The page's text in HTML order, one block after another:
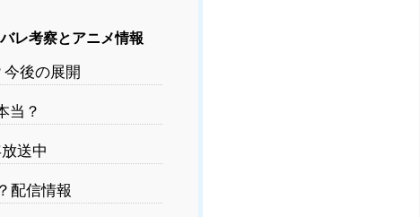
レ考察とアニメ情報
後の展開
当？
送中
配信情報